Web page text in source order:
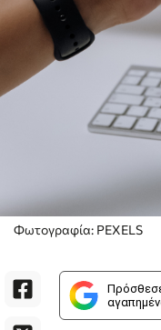
Φωτογραφία: PEXELS